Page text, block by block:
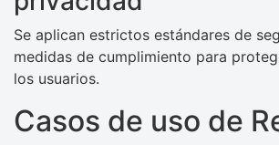
Se aplican estrictos estándares de
medidas de cumplimiento para
los usuarios.
Casos de uso de